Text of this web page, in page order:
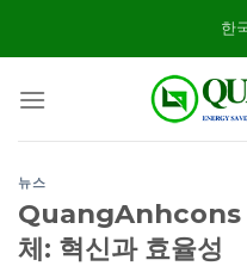
한
뉴스
QuangAnhcons
체: 혁신과 효율성